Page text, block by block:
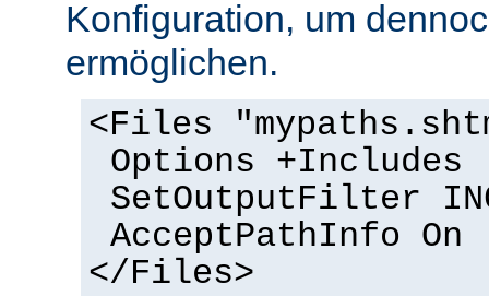
Konfiguration, um
ermöglichen.
<Files
Options +Includes
SetOutputFilter
AcceptPathInfo On
</Files>